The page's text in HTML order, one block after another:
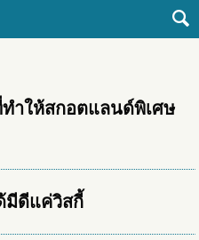
ำให้สกอตแลนด์พิเศษ
มีดีแค่วิสกี้